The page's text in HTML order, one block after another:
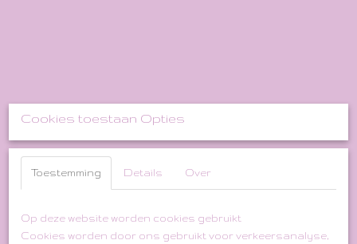
Cookies toestaan Opties
Toestemming Details Over
Op deze website worden cookies gebruikt
Cookies worden door ons gebruikt voor verkeersanalyse,